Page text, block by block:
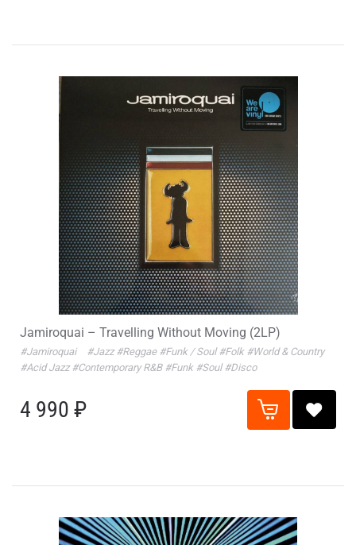
Jamiroquai – Travelling Without Moving (2LP)
#Jamiroquai #Jazz #Reggae #Funk / Soul #Folk #World & Country
#Acid Jazz #Contemporary R&B #Funk #Soul #Disco
4 990 ₽